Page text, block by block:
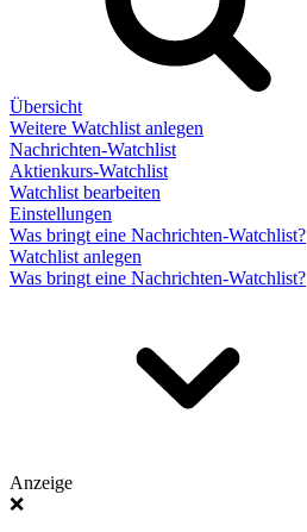
Übersicht
Weitere Watchlist anlegen
Nachrichten-Watchlist
Aktienkurs-Watchlist
Watchlist bearbeiten
Einstellungen
Was bringt eine Nachrichten-Watchlist?
Watchlist anlegen
Was bringt eine Nachrichten-Watchlist?
Anzeige
❌